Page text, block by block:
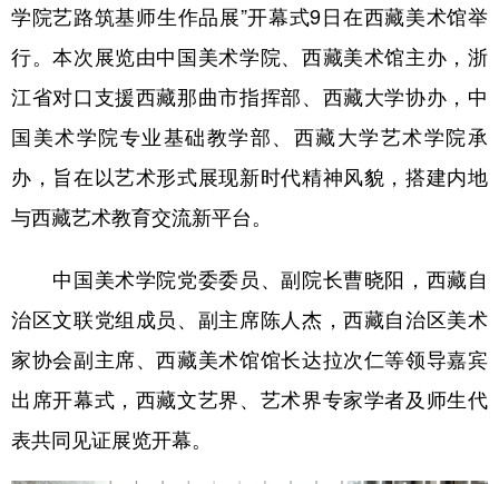
学院艺路筑基师生作品展”开幕式9日在西藏美术馆举
行。本次展览由中国美术学院、西藏美术馆主办，浙
江省对口支援西藏那曲市指挥部、西藏大学协办，中
国美术学院专业基础教学部、西藏大学艺术学院承
办，旨在以艺术形式展现新时代精神风貌，搭建内地
与西藏艺术教育交流新平台。
中国美术学院党委委员、副院长曹晓阳，西藏自
治区文联党组成员、副主席陈人杰，西藏自治区美术
家协会副主席、西藏美术馆馆长达拉次仁等领导嘉宾
出席开幕式，西藏文艺界、艺术界专家学者及师生代
表共同见证展览开幕。